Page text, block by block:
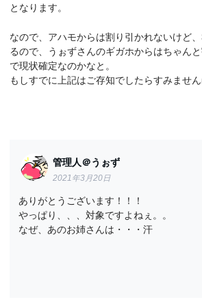
となります。
なので、アハモからは割り引かれないけど
るので、うぉずさんのギガホからはちゃん
で現状確定なのかなと。
もしすでに上記はご存知でしたらすみませ
管理人＠うぉず
2021年3月20日
ありがとうございます！！！
やっぱり、、、対象ですよねぇ。。
なぜ、あのお姉さんは・・・汗